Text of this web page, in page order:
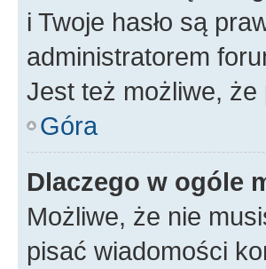
i Twoje hasło są
administratorem
Jest też możliwe, że
Góra
Dlaczego w ogóle
Możliwe, że nie
pisać wiadomości